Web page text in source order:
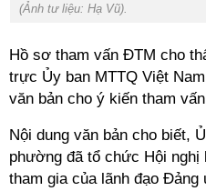
(Ảnh tư liệu: Hạ Vũ).
Hồ sơ tham vấn ĐTM cho
trực Ủy ban MTTQ Việt
văn bản cho ý kiến tham
Nội dung văn bản cho biết,
phường đã tổ chức Hội
tham gia của lãnh đạo